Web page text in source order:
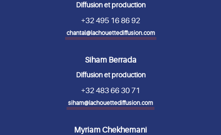
Diffusion et production
+32 495 16 86 92
chantal@lachouettediffusion.com
Siham Berrada
Diffusion et production
+32 483 66 30 71
siham@lachouettediffusion.com
Myriam Chekhemani